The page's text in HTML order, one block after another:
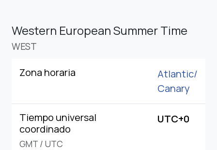
Western European Summer Time
WEST
Zona horaria
Atlantic/
Canary
Tiempo universal
coordinado
GMT / UTC
UTC+0